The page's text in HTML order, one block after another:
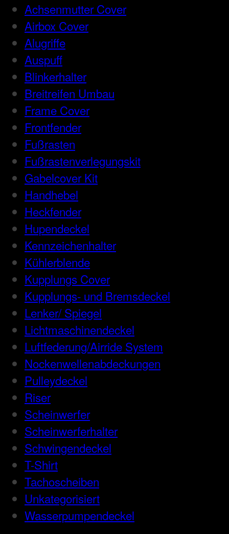
Achsenmutter Cover
Airbox Cover
Alugriffe
Auspuff
Blinkerhalter
Breitreifen Umbau
Frame Cover
Frontfender
Fußrasten
Fußrastenverlegungskit
Gabelcover Kit
Handhebel
Heckfender
Hupendeckel
Kennzeichenhalter
Kühlerblende
Kupplungs Cover
Kupplungs- und Bremsdeckel
Lenker/ Spiegel
Lichtmaschinendeckel
Luftfederung/Airride System
Nockenwellenabdeckungen
Pulleydeckel
Riser
Scheinwerfer
Scheinwerferhalter
Schwingendeckel
T-Shirt
Tachoscheiben
Unkategorisiert
Wasserpumpendeckel